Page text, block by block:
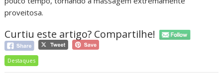
proveitosa.
Curtiu este artigo? Compartilhe!
Destaques